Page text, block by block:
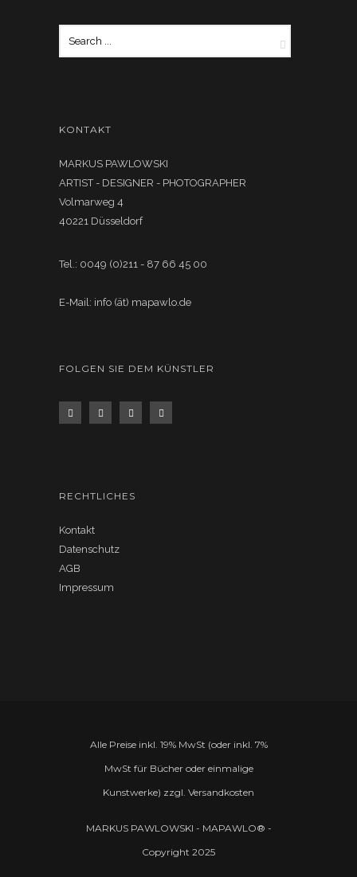
KONTAKT
MARKUS PAWLOWSKI
ARTIST - DESIGNER - PHOTOGRAPHER
Volmarweg 4
40221 Düsseldorf
Tel.: 0049 (0)211 - 87 66 45 00
E-Mail: info (ät) mapawlo.de
FOLGEN SIE DEM KÜNSTLER
RECHTLICHES
Kontakt
Datenschutz
AGB
Impressum
Alle Preise inkl. 19% MwSt (oder inkl. 7%
MwSt für Bücher oder einmalige
Kunstwerke) zzgl. Versandkosten
MARKUS PAWLOWSKI - MAPAWLO® -
Copyright 2025